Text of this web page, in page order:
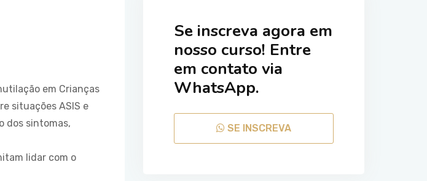
em Crianças
situações ASIS e
dos sintomas,
lidar com o
Se inscreva agora em
nosso curso! Entre
em contato via
WhatsApp.
SE INSCREVA